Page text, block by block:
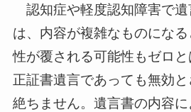
認知症や軽度認知障害で遺
は、内容が複雑なものにな
性が覆される可能性もゼロ
正証書遺言であっても無効
絶ちません。遺言書の内容